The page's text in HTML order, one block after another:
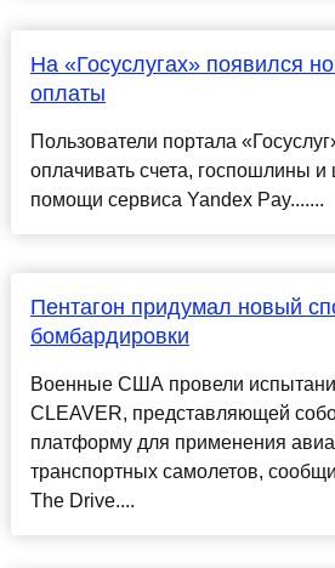
На «Госуслугах» появился
оплаты
Пользователи портала
оплачивать счета, госпошлины
помощи сервиса Yandex Pay.......
Пентагон придумал новый
бомбардировки
Военные США провели
CLEAVER, представляющей
платформу для применения
транспортных самолетов,
The Drive....